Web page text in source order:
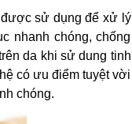
được sử dụng để xử lý
nhanh chóng, chống
da khi sử dung tinh
có ưu điểm tuyệt vời
chóng.